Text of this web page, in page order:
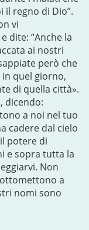
il regno di Dio”.
vi
dite: “Anche la
ai nostri
però che
in quel giorno,
di quella città».
dicendo:
a noi nel tuo
cadere dal cielo
potere di
e sopra tutta la
Non
a
nomi sono